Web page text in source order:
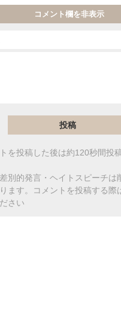
コメント欄を非表示
を投稿した後は約120秒間投
別的発言・ヘイトスピーチは
ます。コメントを投稿する際
さい